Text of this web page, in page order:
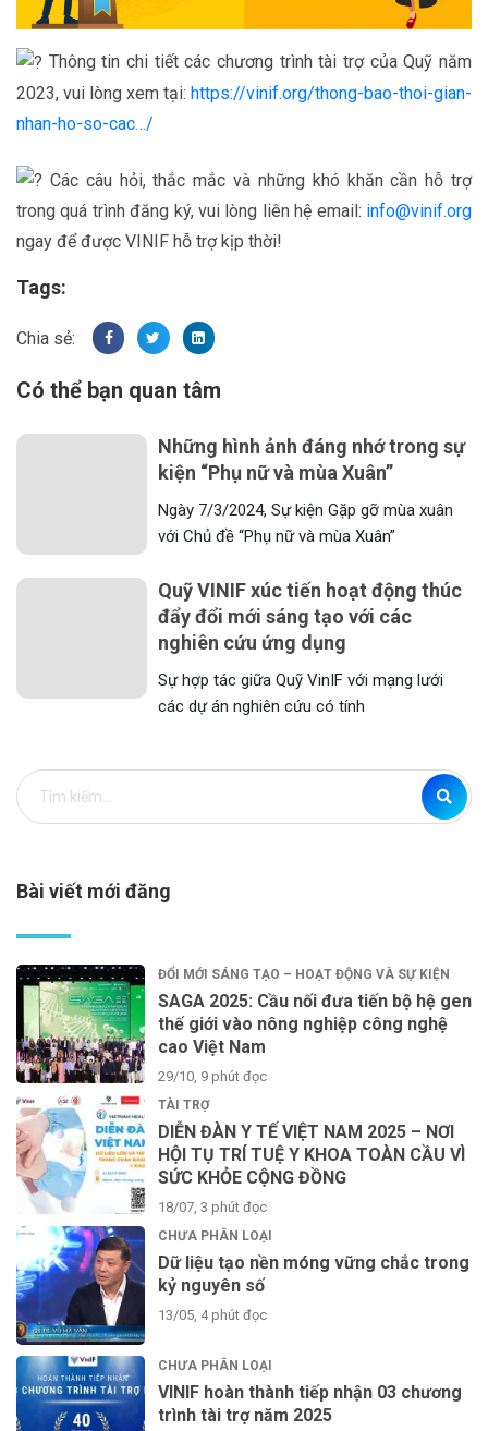
Thông tin chi tiết các chương trình tài trợ của Quỹ năm
2023, vui lòng xem tại: https://vinif.org/thong-bao-thoi-gian-
nhan-ho-so-cac…/
Các câu hỏi, thắc mắc và những khó khăn cần hỗ trợ
trong quá trình đăng ký, vui lòng liên hệ email: info@vinif.org
ngay để được VINIF hỗ trợ kịp thời!
Tags:
Có thể bạn quan tâm
Những hình ảnh đáng nhớ trong sự
kiện “Phụ nữ và mùa Xuân”
Ngày 7/3/2024, Sự kiện Gặp gỡ mùa xuân
với Chủ đề “Phụ nữ và mùa Xuân”
Quỹ VINIF xúc tiến hoạt động thúc
đẩy đổi mới sáng tạo với các
nghiên cứu ứng dụng
Sự hợp tác giữa Quỹ VinIF với mạng lưới
các dự án nghiên cứu có tính
Bài viết mới đăng
ĐỔI MỚI SÁNG TẠO – HOẠT ĐỘNG VÀ SỰ KIỆN
SAGA 2025: Cầu nối đưa tiến bộ hệ gen
thế giới vào nông nghiệp công nghệ
cao Việt Nam
29/10, 9 phút đọc
TÀI TRỢ
DIỄN ĐÀN Y TẾ VIỆT NAM 2025 – NƠI
HỘI TỤ TRÍ TUỆ Y KHOA TOÀN CẦU VÌ
SỨC KHỎE CỘNG ĐỒNG
18/07, 3 phút đọc
CHƯA PHÂN LOẠI
Dữ liệu tạo nền móng vững chắc trong
kỷ nguyên số
13/05, 4 phút đọc
CHƯA PHÂN LOẠI
VINIF hoàn thành tiếp nhận 03 chương
trình tài trợ năm 2025